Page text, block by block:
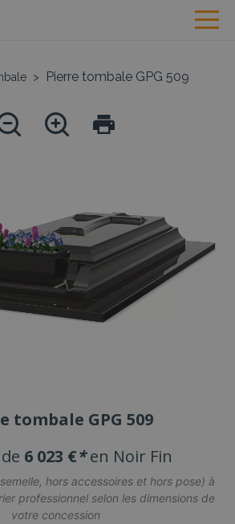
> Pierre tombale GPG 509
tombale GPG 509
6 023 €* en Noir Fin
hors accessoires et hors pose) à
professionnel selon les dimensions de
votre concession